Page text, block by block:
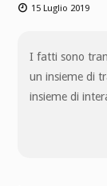
15 Luglio 2019
I fatti sono
un insieme di
insieme di